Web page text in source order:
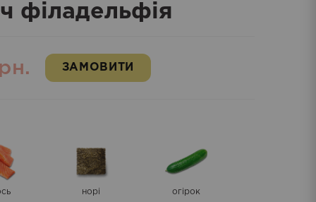
філадельфія
ЗАМОВИТИ
норі огірок